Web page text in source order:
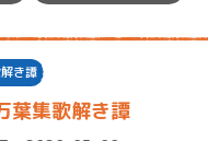
き譚
集歌解き譚